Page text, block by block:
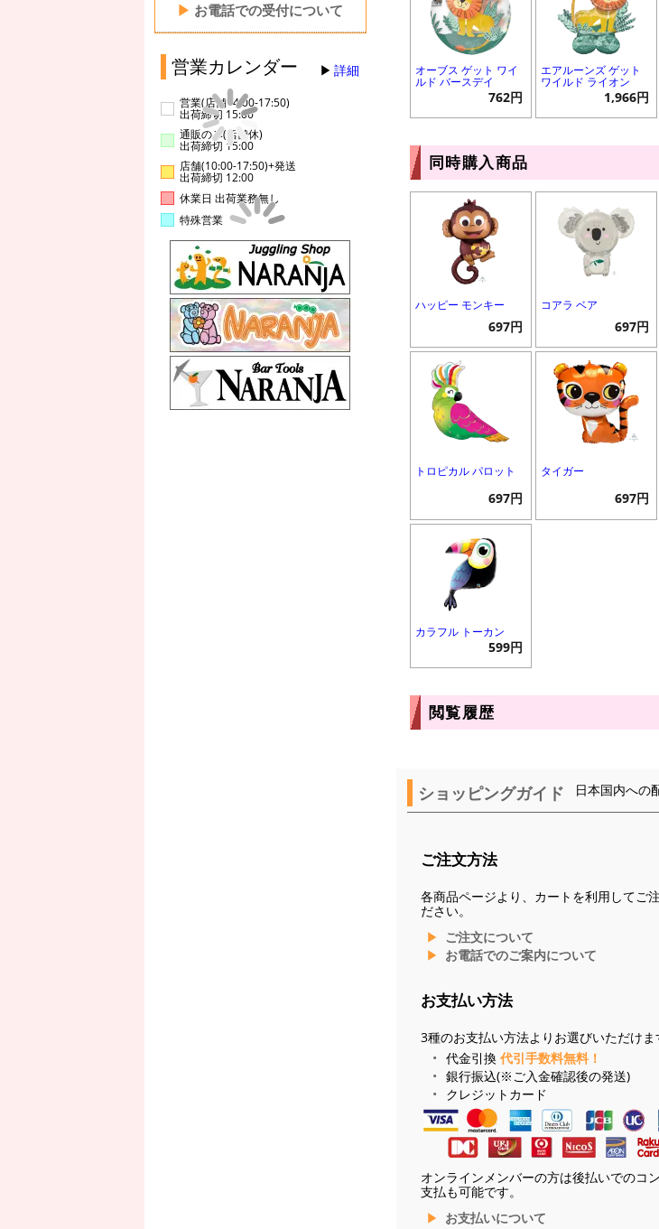
▶ お電話での受付について
営業カレンダー 詳細
営業(店舗14:00-17:50)
出荷締切 15:00
通販のみ(店舗休)
出荷締切 15:00
店舗(10:00-17:50)+発送
出荷締切 12:00
休業日 出荷業務無し
特殊営業
オーブス ゲット ワイ
ルド バースデイ
762円
エアルーンズ ゲット
ワイルド ライオン
1,966円
同時購入商品
ハッピー モンキー
697円
コアラ ベア
697円
トロピカル パロット
697円
タイガー
697円
カラフル トーカン
599円
閲覧履歴
ショッピングガイド 日本国内への
ご注文方法
各商品ページより、カートを利用してご
ださい。
ご注文について
お電話でのご案内について
お支払い方法
3種のお支払い方法よりお選びいただけま
代金引換 代引手数料無料！
銀行振込(※ご入金確認後の発送)
クレジットカード
オンラインメンバーの方は後払いでのコ
支払も可能です。
お支払いについて